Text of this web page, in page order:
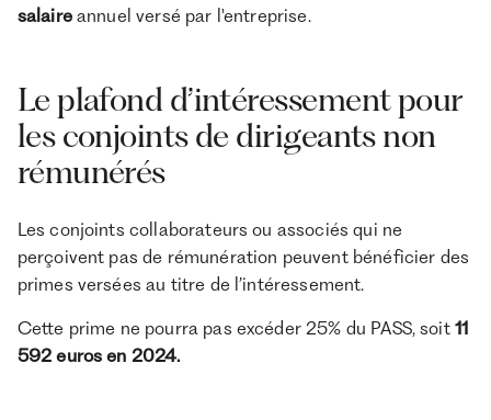
salaireannuel versé par l'entreprise.
Le plafond d’intéressement pour
les conjoints de dirigeants non
rémunérés
Les conjoints collaborateurs ou associés qui ne
perçoivent pas de rémunération peuvent bénéficier des
primes versées au titre de l’intéressement.
Cette prime ne pourra pas excéder 25% du PASS, soit 11
592 euros en 2024.